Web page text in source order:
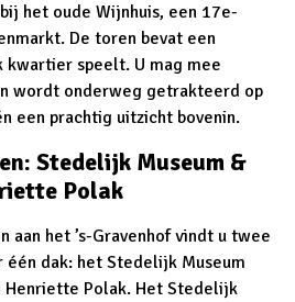
het oude Wijnhuis, een 17e-
De toren bevat een
speelt. U mag mee
wordt onderweg getrakteerd op
een prachtig uitzicht bovenin.
Stedelijk Museum &
Polak
aan het ’s-Gravenhof vindt u twee
één dak: het Stedelijk Museum
Henriette Polak. Het Stedelijk